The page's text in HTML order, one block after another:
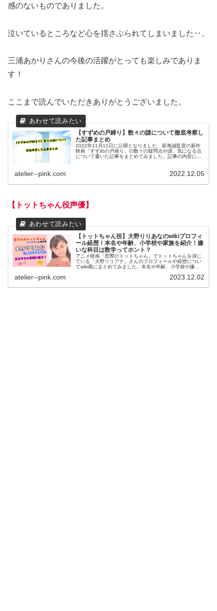
感のないものでありました。
泣いているところなど心を揺さぶられてしまいました‥。
三浦あかりさんの今後の活躍がとっても楽しみでありま
す！
ここまで読んでいただきありがとうございました。
【すずめの戸締り】数々の謎について徹底考察し
た記事まとめ
2022年11月11日に公開となりました、新海誠監督の新作
映画「すずめの戸締り」の数々の疑問点や謎、気になる点
について書いた記事をまとめてみました。記事の内容につ
atelier--pink.com 2022.12.05
【トットちゃん役声優】
【トットちゃん役】大野りりあなのwikiプロフィ
ール経歴！本名や年齢、小学校や家族を紹介！嫌
いな科目は数学ってホント？
アニメ映画「窓際のトットちゃん」でトットちゃんを演じ
ている「大野リリアナ」さんのプロフィールや経歴につい
てwiki風にまとめてみました。本名や年齢、小学校や嫌い
atelier--pink.com 2023.12.02